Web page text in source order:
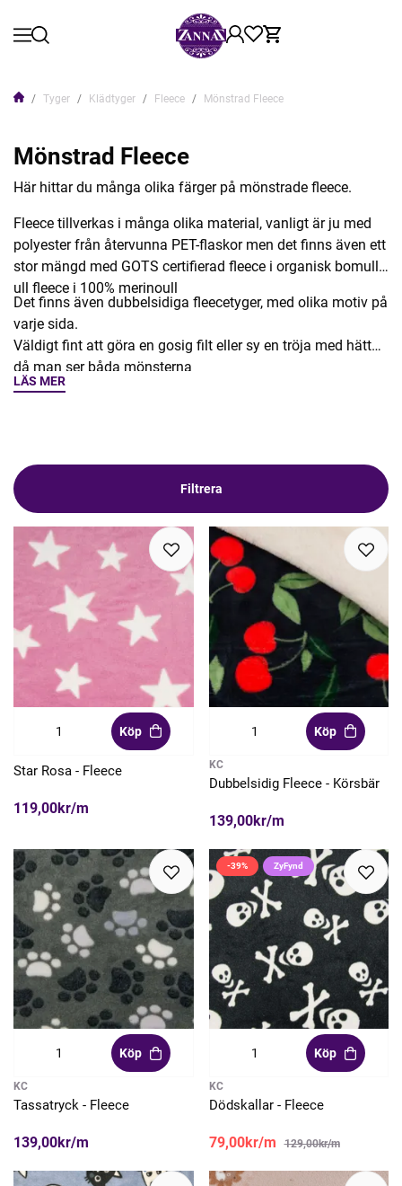
Tyger Klädtyger Fleece Mönstrad Fleece
Mönstrad Fleece
Här hittar du många olika färger på mönstrade fleece.
Fleece tillverkas i många olika material, vanligt är ju med
polyester från återvunna PET-flaskor men det finns även ett
stor mängd med GOTS certifierad fleece i organisk bomull,
ull fleece i 100% merinoull
Det finns även dubbelsidiga fleecetyger, med olika motiv på
varje sida.
Väldigt fint att göra en gosig filt eller sy en tröja med hätta
då man ser båda mönsterna
LÄS MER
Filtrera
Köp
Star Rosa - Fleece
119,00kr/m
Köp
KC
Dubbelsidig Fleece - Körsbär
139,00kr/m
Köp
KC
Tassatryck - Fleece
139,00kr/m
-39% ZyFynd
Köp
KC
Dödskallar - Fleece
79,00kr/m 129,00kr/m